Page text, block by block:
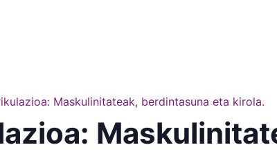
Maskulinitateak, berdintasuna eta kirola.